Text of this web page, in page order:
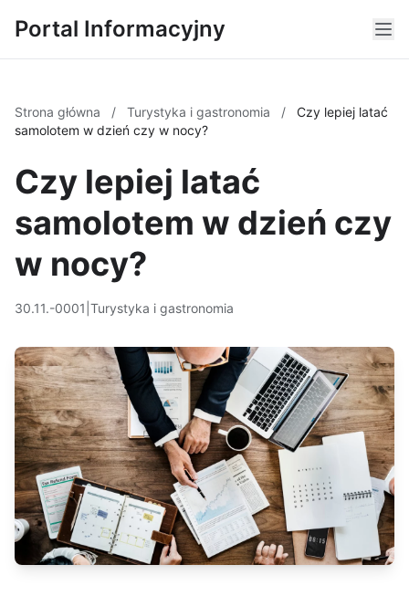
Portal Informacyjny
Strona główna / Turystyka i gastronomia /
Czy lepiej latać
samolotem w dzień czy w nocy?
Czy lepiej latać
samolotem w dzień czy
w nocy?
30.11.-0001 Turystyka i gastronomia